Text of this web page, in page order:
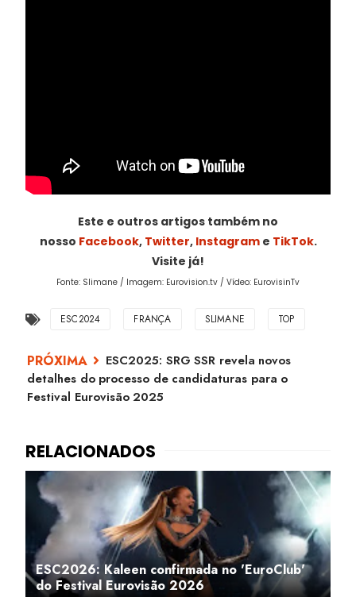
Este e outros artigos também no
nosso Facebook, Twitter, Instagrame TikTok.
Visite já!
Fonte: Slimane / Imagem: Eurovision.tv / Vídeo: EurovisinTv
ESC2024 FRANÇA SLIMANE TOP
ESC2025: SRG SSR revela novos
detalhes do processo de candidaturas para o
Festival Eurovisão 2025
ESC2026: Kaleen confirmada no 'EuroClub'
do Festival Eurovisão 2026